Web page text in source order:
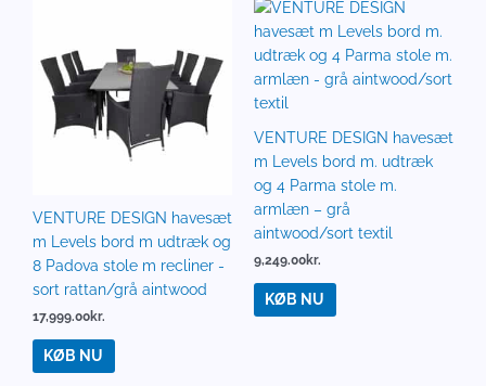
VENTURE DESIGN havesæt
m Levels bord m udtræk og
8 Padova stole m recliner -
sort rattan/grå aintwood
17,999.00kr.
KØB NU
VENTURE DESIGN havesæt
m Levels bord m. udtræk
og 4 Parma stole m.
armlæn – grå
aintwood/sort textil
9,249.00kr.
KØB NU